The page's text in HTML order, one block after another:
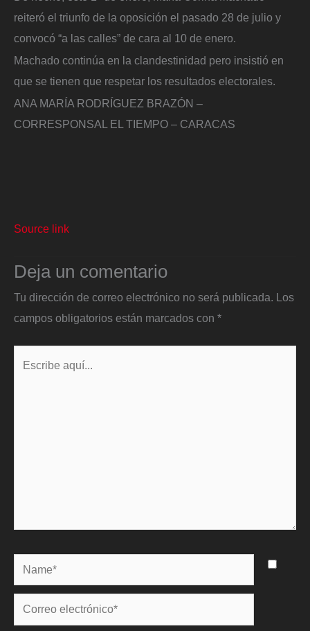
reiteró el triunfo de la oposición el pasado 28 de julio y
convocó “a las calles” de cara al 10 de enero.
Machado continúa en la clandestinidad pero insistió en
que se tienen que respetar los resultados electorales.
ANA MARÍA RODRÍGUEZ BRAZÓN –
CORRESPONSAL EL TIEMPO – CARACAS
Source link
Deja un comentario
Tu dirección de correo electrónico no será publicada. Los
campos obligatorios están marcados con *
Name*
Correo
electrónico*